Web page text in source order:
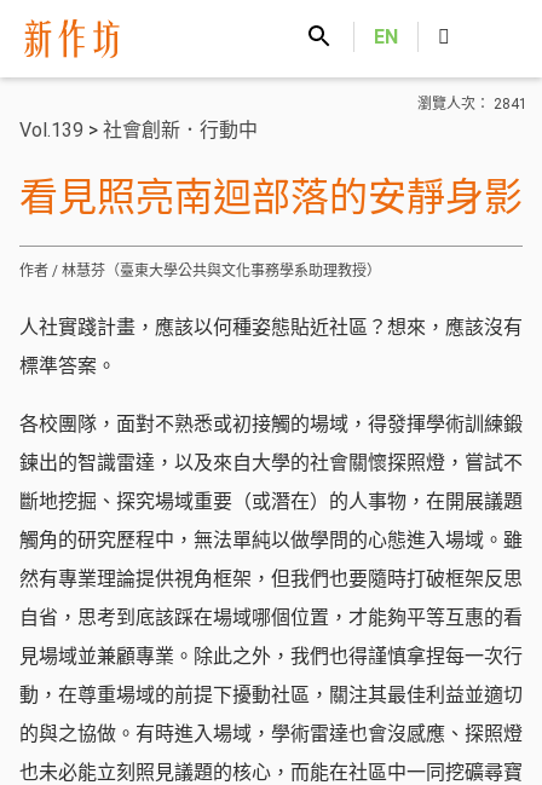
EN
瀏覽人次： 2841
Vol.139 > 社會創新．行動中
看見照亮南迴部落的安靜身影
作者 / 林慧芬（臺東大學公共與文化事務學系助理教授）
人社實踐計畫，應該以何種姿態貼近社區？想來，應該沒有
標準答案。
各校團隊，面對不熟悉或初接觸的場域，得發揮學術訓練鍛
鍊出的智識雷達，以及來自大學的社會關懷探照燈，嘗試不
斷地挖掘、探究場域重要（或潛在）的人事物，在開展議題
觸角的研究歷程中，無法單純以做學問的心態進入場域。雖
然有專業理論提供視角框架，但我們也要隨時打破框架反思
自省，思考到底該踩在場域哪個位置，才能夠平等互惠的看
見場域並兼顧專業。除此之外，我們也得謹慎拿捏每一次行
動，在尊重場域的前提下擾動社區，關注其最佳利益並適切
的與之協做。有時進入場域，學術雷達也會沒感應、探照燈
也未必能立刻照見議題的核心，而能在社區中一同挖礦尋寶